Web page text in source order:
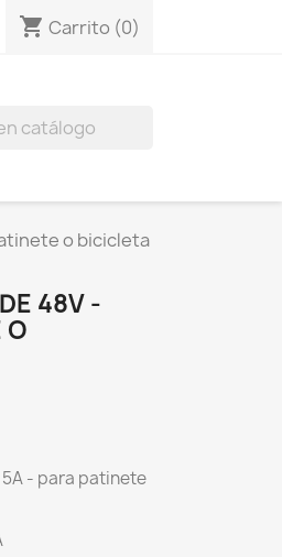
shopping_cart Carrito (0)
o bicicleta
48V -
O
- para patinete